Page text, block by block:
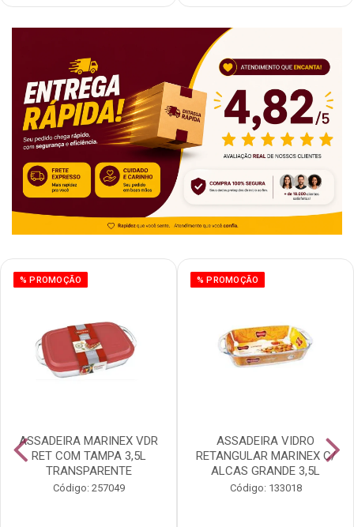
% PROMOÇÃO
ASSADEIRA MARINEX VDR
RET COM TAMPA 3,5L
TRANSPARENTE
Código: 257049
% PROMOÇÃO
ASSADEIRA VIDRO
RETANGULAR MARINEX C/
ALCAS GRANDE 3,5L
Código: 133018